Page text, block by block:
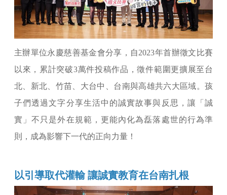
主辦單位永慶慈善基金會分享，自2023年首辦徵文比賽
以來，累計突破3萬件投稿作品，徵件範圍更擴展至台
北、新北、竹苗、大台中、台南與高雄共六大區域。孩
子們透過文字分享生活中的誠實故事與反思，讓「誠
實」不只是外在規範，更能內化為磊落處世的行為準
則，成為影響下一代的正向力量！
以引導取代灌輸 讓誠實教育在台南扎根